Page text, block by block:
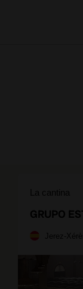
La cantina
GRUPO
Jerez-